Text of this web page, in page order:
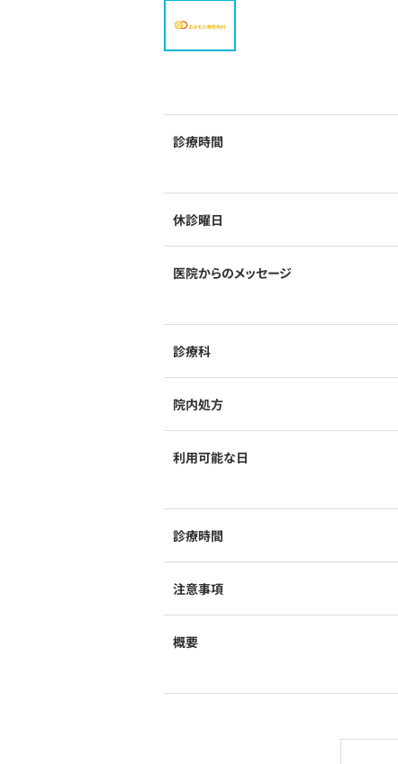
診療時間
休診曜日
医院からのメッセージ
診療科
院内処方
利用可能な日
診療時間
注意事項
概要